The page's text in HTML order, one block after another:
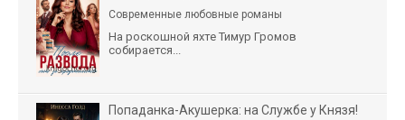
Современные любовные романы
На роскошной яхте Тимур Громов
собирается...
Попаданка-Акушерка: на Службе у Князя!